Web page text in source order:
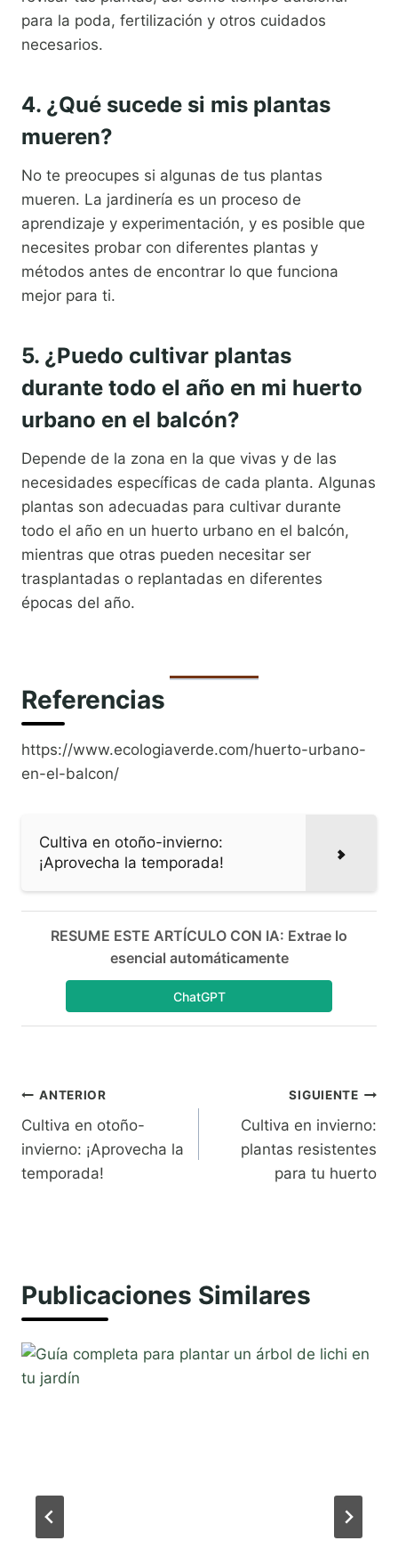
para la poda, fertilización y otros cuidados
necesarios.
4. ¿Qué sucede si mis plantas
mueren?
No te preocupes si algunas de tus plantas
mueren. La jardinería es un proceso de
aprendizaje y experimentación, y es posible que
necesites probar con diferentes plantas y
métodos antes de encontrar lo que funciona
mejor para ti.
5. ¿Puedo cultivar plantas
durante todo el año en mi huerto
urbano en el balcón?
Depende de la zona en la que vivas y de las
necesidades específicas de cada planta. Algunas
plantas son adecuadas para cultivar durante
todo el año en un huerto urbano en el balcón,
mientras que otras pueden necesitar ser
trasplantadas o replantadas en diferentes
épocas del año.
Referencias
https://www.ecologiaverde.com/huerto-urbano-
en-el-balcon/
Cultiva en otoño-invierno:
¡Aprovecha la temporada!
RESUME ESTE ARTÍCULO CON IA: Extrae lo
esencial automáticamente
ChatGPT
Navegación
de
entradas
ANTERIOR
Cultiva en otoño-
invierno: ¡Aprovecha la
temporada!
SIGUIENTE
Cultiva en invierno:
plantas resistentes
para tu huerto
Publicaciones Similares